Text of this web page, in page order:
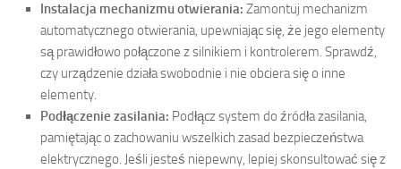
Instalacja mechanizmu otwierania: Zamontuj mechanizm
automatycznego otwierania, upewniając się, że jego elementy
są prawidłowo połączone z silnikiem i kontrolerem. Sprawdź,
czy urządzenie działa swobodnie i nie obciera się o inne
elementy.
Podłączenie zasilania: Podłącz system do źródła zasilania,
pamiętając o zachowaniu wszelkich zasad bezpieczeństwa
elektrycznego. Jeśli jesteś niepewny, lepiej skonsultować się z